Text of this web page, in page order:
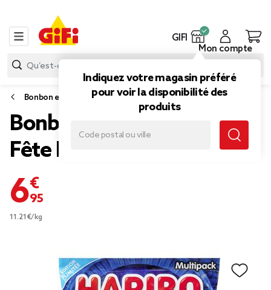
GIFI
Indiquez votre magasin préféré
pour voir la disponibilité des
produits
Mon compte
Bonbon et gourmandise
Bonbons Halloween Méga
Fête Haribo 620gr
6,95 €
11.21€/kg